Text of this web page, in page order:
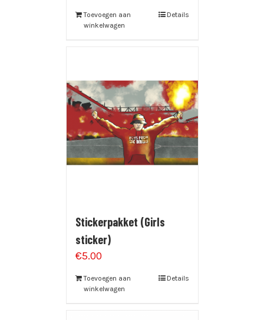
Toevoegen aan
winkelwagen
Details
Stickerpakket (Girls
sticker)
€5.00
Toevoegen aan
winkelwagen
Details